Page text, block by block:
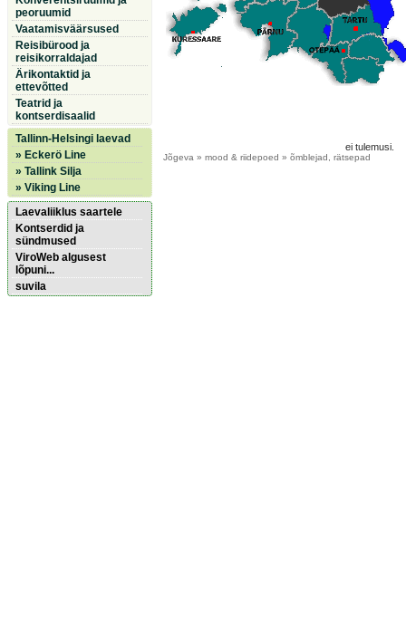
peoruumid
Vaatamisväärsused
Reisibürood ja
reisikorraldajad
Ärikontaktid ja
ettevõtted
Teatrid ja
kontserdisaalid
Tallinn-Helsingi laevad
» Eckerö Line
» Tallink Silja
» Viking Line
Laevaliiklus saartele
Kontserdid ja
sündmused
ViroWeb algusest
lõpuni...
suvila
ei tulemusi.
Jõgeva » mood & riidepoed » õmblejad, rätsepad